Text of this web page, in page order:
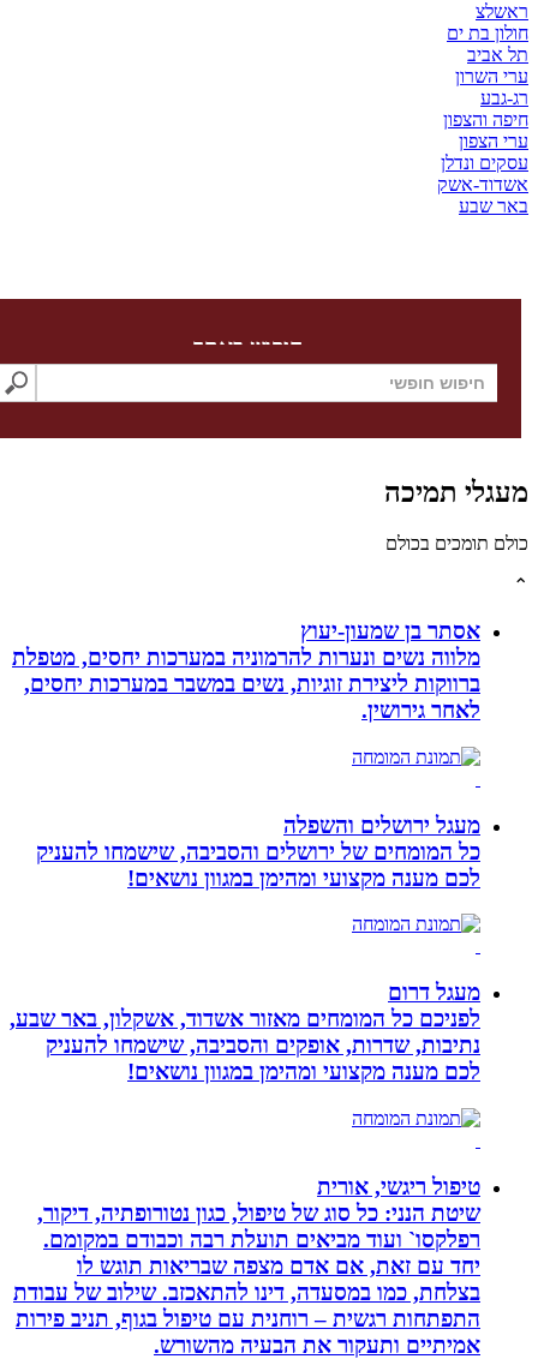
בת ים
ונדלן
אשק
חיפוש באתר
תמיכה
בכולם
אסתר בן שמעון-יעוץ
מלווה נשים ונערות להרמוניה במערכות יחסים, מטפלת
ברווקות ליצירת זוגיות, נשים במשבר במערכות יחסים,
לאחר גירושין.
מעגל ירושלים והשפלה
כל המומחים של ירושלים והסביבה, שישמחו להעניק
לכם מענה מקצועי ומהימן במגוון נושאים!
מעגל דרום
לפניכם כל המומחים מאזור אשדוד, אשקלון, באר שבע,
נתיבות, שדרות, אופקים והסביבה, שישמחו להעניק
לכם מענה מקצועי ומהימן במגוון נושאים!
טיפול ריגשי, אורית
שיטת הנני: כל סוג של טיפול, כגון נטורופתיה, דיקור,
רפלקסו` ועוד מביאים תועלת רבה וכבודם במקומם.
יחד עם זאת, אם אדם מצפה שבריאות תוגש לו
בצלחת, כמו במסעדה, דינו להתאכזב. שילוב של עבודת
התפתחות רגשית – רוחנית עם טיפול בגוף, תניב פירות
אמיתיים ותעקור את הבעיה מהשורש.